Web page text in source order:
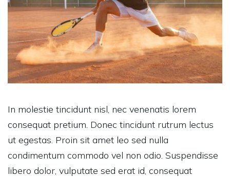
In molestie tincidunt nisl, nec venenatis lorem
consequat pretium. Donec tincidunt rutrum lectus
ut egestas. Proin sit amet leo sed nulla
condimentum commodo vel non odio. Suspendisse
libero dolor, vulputate sed erat id, consequat